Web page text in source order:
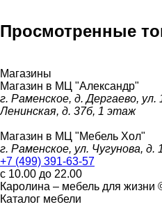
Просмотренные
Магазины
Магазин в МЦ "Александр"
г. Раменское, д. Дергаево, ул.
Ленинская, д. 37б, 1 этаж
Магазин в МЦ "Мебель Хол"
г. Раменское, ул. Чугунова, д.
+7 (499) 391-63-57
с 10.00 до 22.00
Каролина – мебель для жизни
Каталог мебели